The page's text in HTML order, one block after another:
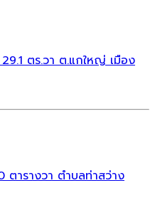
ตร.วา ต.แกใหญ่ เมือง
ารางวา ตำบลท่าสว่าง